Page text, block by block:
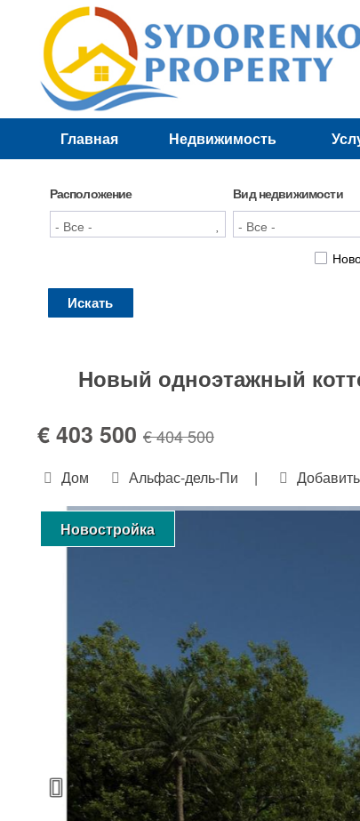
Главная Недвижимость
Расположение Вид недвижимости
Искать
Новый одноэтажный
€ 403 500 € 404 500
Дом
Альфас-дель-Пи |
Новостройка